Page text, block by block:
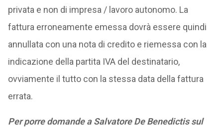
privata e non di impresa / lavoro autonomo. La
fattura erroneamente emessa dovrà essere quindi
annullata con una nota di credito e riemessa con la
indicazione della partita IVA del destinatario,
ovviamente il tutto con la stessa data della fattura
errata.
Per porre domande a Salvatore De Benedictis sul